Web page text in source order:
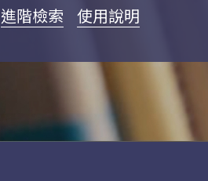
進階檢索 使用說明